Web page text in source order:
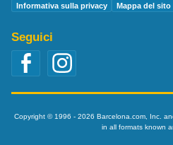
Informativa sulla privacy
Mappa del sito
Seguici
Copyright © 1996 - 2026 Barcelona.com, Inc.
in all formats known